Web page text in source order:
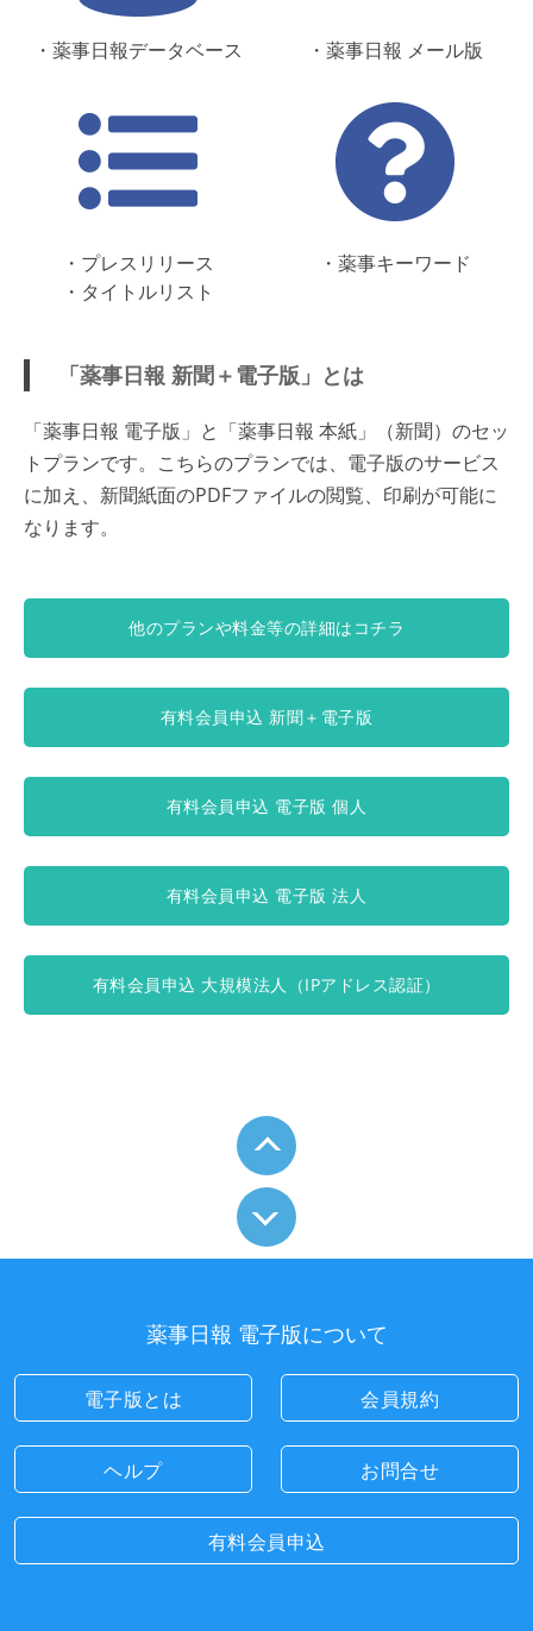
・薬事日報データベース ・薬事日報 メール版
・プレスリリース
・タイトルリスト
・薬事キーワード
「薬事日報 新聞＋電子版」とは
「薬事日報 電子版」と「薬事日報 本紙」（新聞）のセッ
トプランです。こちらのプランでは、電子版のサービス
に加え、新聞紙面のPDFファイルの閲覧、印刷が可能に
なります。
他のプランや料金等の詳細はコチラ
有料会員申込 新聞＋電子版
有料会員申込 電子版 個人
有料会員申込 電子版 法人
有料会員申込 大規模法人（IPアドレス認証）
薬事日報 電子版について
電子版とは 会員規約
ヘルプ お問合せ
有料会員申込